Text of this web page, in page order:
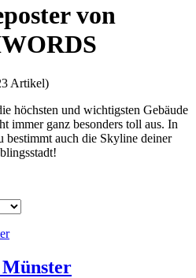
von
Artikel)
höchsten und wichtigsten Gebäude
immer ganz besonders toll aus. In
bestimmt auch die Skyline deiner